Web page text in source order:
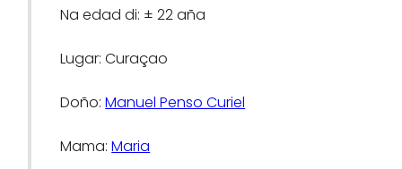
Na edad di: ± 22 aña
Lugar: Curaçao
Doño:Manuel Penso Curiel
Mama:Maria